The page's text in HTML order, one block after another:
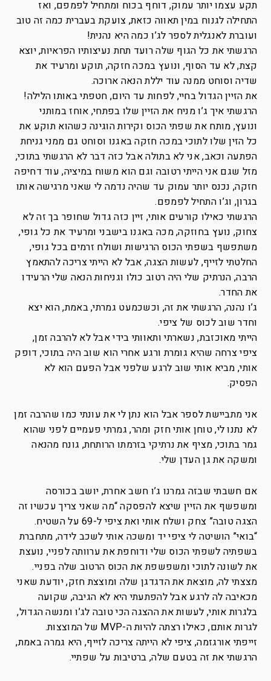
תקע עצמו יותר עמוק, דוחף בכוח ומתחיל לפמפם, ואז
התחילה לגנוח במין תאווה כזאת, צועקת בעברית כמה זה טוב
ועוברת לאנגלית לספר לג’ו כמה היא נהנית!
הרגשתי את כל הגוף שלה רועד תחת נעיצותיו הפראיות, יוצא
קצת, לא עד הסוף, ונועץ במכה חזקה, תוקע ומרעיד את
שדיה וסוחט ממנה עוד יללת הנאה ארוכה.
את הזיין הגדול בחיי, לפחות עד היום, חטפתי באותו הלילה!
הרגשתי איך ג’ו מניח את הזיין שלו בפתחי, אוחז במותני
ונועץ, מותח את שפתי הכוס וקירות הוגינה כשהוא תוקע את
כל הזין שלו לתוכי במכה חזקה באגנו וסוחט גם ממני גניחת
הפתעה וכאב, אני לא בתולה אבל כזה דבר לא הרגשתי בתוכי,
מזל שגם אני הייתי רטובה וגם הוא משוח במיציה, עוד דחיפה
חזקה, נכנס יותר עמוק עד שהיה נדמה לי שאני מרגישה אותו
בגרון, וג’ו התחיל לפמפם.
הרגשתי כאילו קורעים אותי, זיין כזה גדול שחופר בך זה לא
צחוק, נועץ בחוזקה, מכה באגנו בישבני ומרעיד את כל גופי,
משתפשף בשפתי הכוס הרגישות ושולח זרמים בכל גופי,
החלטתי לזייף, לעשות הצגה, אבל לא הייתי צריכה להתאמץ
הרבה, הנרתיק שלי היה רטוב כולו וגניחות הנאה שלי הרעידו
את החדר.
ג’ו נהנה, הרגשתי את זה, וכשכמעט גמרתי, באמת, הוא יצא
וחדר שוב לכוס של ציפי.
הייתי מאוכזבת, נשארתי ותאוותי בידי אבל לא להרבה זמן,
ציפי צרחה שהיא גומרת ורגע אחרי הוא שוב היה בתוכי, דופק
אותי, מביא אותי שוב לרגע שלפני אבל הפעם הוא לא
הפסיק.
אני מתביישת לספר אבל הוא נתן לי את עונתי כמו שהרבה זמן
לא נתנו לי, טוחן אותי חזק ומהר, גמרתי פעמיים לפני שהוא
גמר בתוכי, מציף את נרתיקי בזרמתו הרותחת, גונח מהנאה
ומשקה את גן העדן שלי.
אם חשבתי שבזה גמרנו ג’ו חשב אחרת, יושב בכורסה
ומשפשף את הזיין שיצא להפסקה “מה שאני צריך עכשיו זה
הצגה טובה” צחק ושלח אותי ואת ציפי ל-69 על השטיח.
“בואי” הושיטה לי ציפי יד ומשכה אותי לשכב לידה, מתחברת
בשפתיה לשפתי הכוס שלי ודוחפת את ערוותה לפניי, נועצת
את לשונה לתוכי ומשפשפת את הכוס הרטוב שלה בפניי.
מצצתי לה, מוצאת את הדגדגן שלה ומוצצת חזק, יודעת שאני
מכאיבה לה לרגע אבל להפתעתי היא לא הגיבה, שקועה
בלגרות אותי, לעשות את ההצגה הכי טובה לג’ו ומנשה הגדול,
לגרות אותם, כאילו רצתה להיות ה-MVP של המוצצות.
זייפתי אורגזמה, ציפי לא הייתה צריכה לזייף, היא גמרה באמת,
הרגשתי את זה בטעם שלה, ברטיבות על שפתיי.